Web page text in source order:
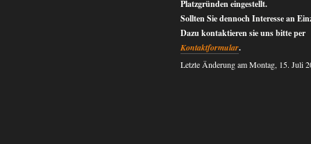
Platzgründen eingestellt.
Sollten Sie dennoch Interesse an
Dazu kontaktieren sie uns bitte per
Kontaktformular.
Letzte Änderung am Montag, 15. Juli